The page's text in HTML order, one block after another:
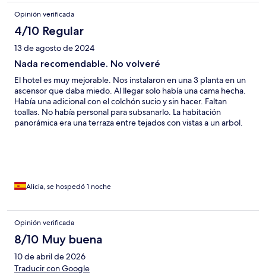
precio además de dos vales para una bebida de bienvenida. El
desayuno siempre está animado con la presencia de Lourdes,
una señora muy agradable y amable que a parte de estar
siempre atenta a todo lo que puedas necesitar, va haciendo su
trabajo, de maravilla, cantando alegremente, haciéndote
empezar el día de buen humor. La experiencia global del hotel
es muy buena, super céntrico, la conexión con el transporte
público es genial, gran relación calidad-precio y con una
atención excepcional. Repetiremos!!
Opinión verificada
4/10 Regular
13 de agosto de 2024
Nada recomendable. No volveré
El hotel es muy mejorable. Nos instalaron en una 3 planta en un
ascensor que daba miedo. Al llegar solo había una cama hecha.
Había una adicional con el colchón sucio y sin hacer. Faltan
toallas. No había personal para subsanarlo. La habitación
panorámica era una terraza entre tejados con vistas a un arbol.
Alicia, se hospedó 1 noche
Opinión verificada
8/10 Muy buena
10 de abril de 2026
Traducir con Google